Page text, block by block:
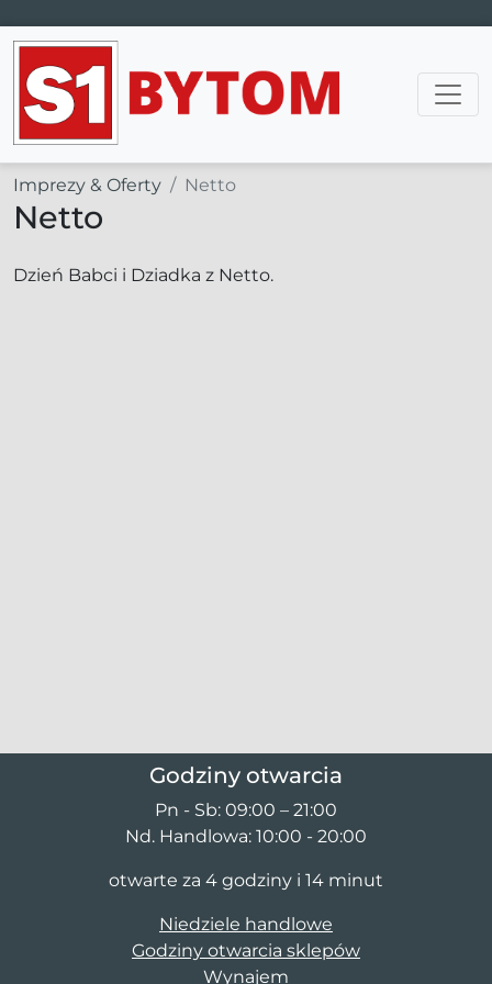
Main Navigation
Imprezy & Oferty Netto
Netto
Dzień Babci i Dziadka z Netto.
Godziny otwarcia
Pn - Sb: 09:00 – 21:00
Nd. Handlowa: 10:00 - 20:00
otwarte za 4 godziny i 14 minut
Niedziele handlowe
Godziny otwarcia sklepów
Wynajem